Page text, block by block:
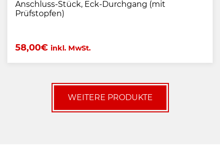
Anschluss-Stück, Eck-Durchgang (mit
Prüfstopfen)
58,00€ inkl. MwSt.
WEITERE PRODUKTE